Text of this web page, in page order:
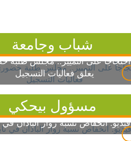
شباب وجامعة
احتجاجاً على التمييز.. مجلس طلبة
يعلق فعاليات التسجيل
مسؤول بيحكي
فيديو: انخفاض نسبة زوار الباذان